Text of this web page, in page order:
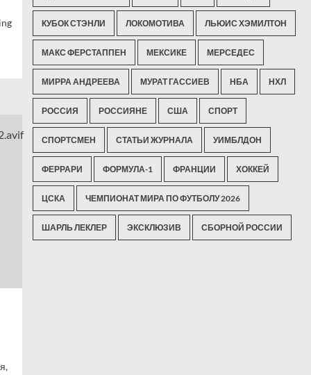
КУБОК СТЭНЛИ ЛОКОМОТИВА ЛЬЮИС ХЭМИЛТОН
МАКС ФЕРСТАППЕН МЕКСИКЕ МЕРСЕДЕС
МИРРА АНДРЕЕВА МУРАТ ГАССИЕВ НБА НХЛ
РОССИЯ РОССИЯНЕ США СПОРТ
СПОРТСМЕН СТАТЬИ ЖУРНАЛА УИМБЛДОН
ФЕРРАРИ ФОРМУЛА-1 ФРАНЦИИ ХОККЕЙ
ЦСКА ЧЕМПИОНАТ МИРА ПО ФУТБОЛУ 2026
ШАРЛЬ ЛЕКЛЕР ЭКСКЛЮЗИВ СБОРНОЙ РОССИИ